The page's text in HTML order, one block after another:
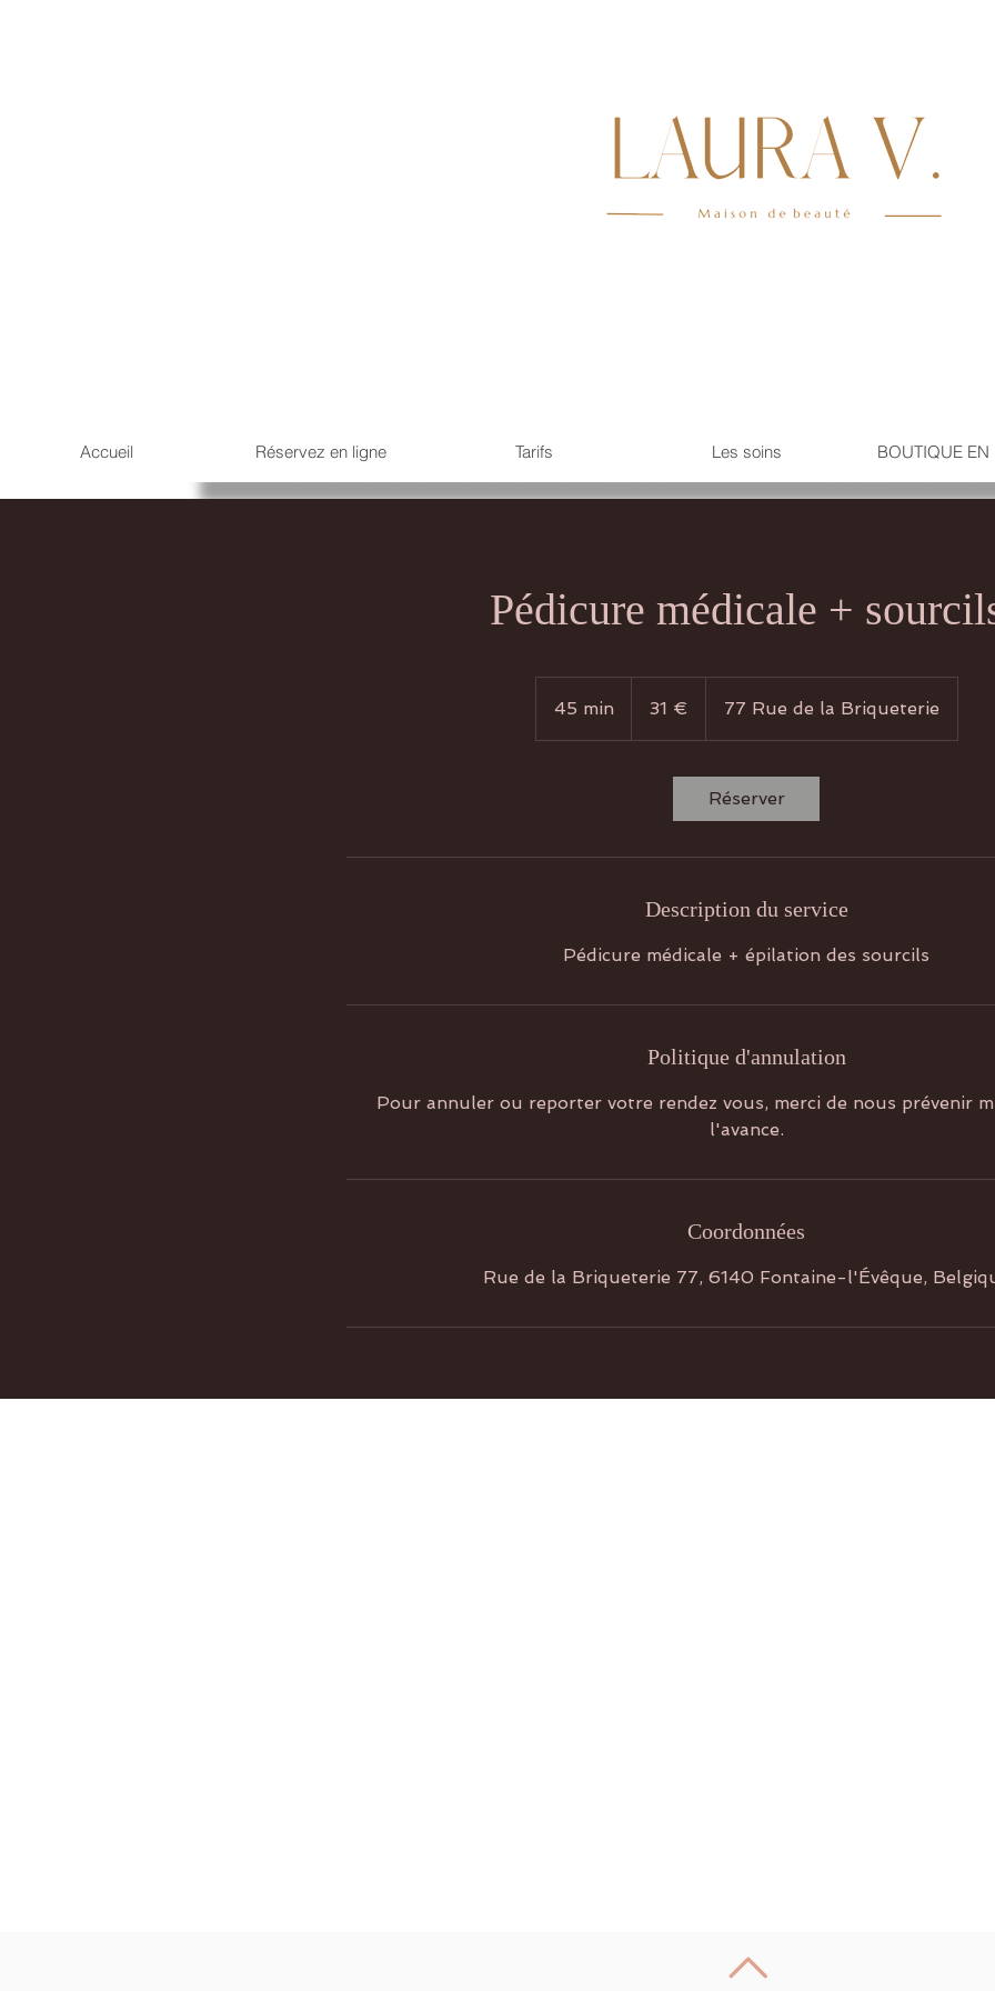
Accueil Réservez en ligne Tarifs Les soins BOUTIQUE EN
Pédicure médicale +
45 min4
5
31 € 77 Rue de la Briqueterie
Réserver
Description du service
Pédicure médicale + épilation des sourcils
Politique d'annulation
Pour annuler ou reporter votre rendez vous, merci de nous prévenir
l'avance.
Coordonnées
Rue de la Briqueterie 77, 6140 Fontaine-l'Évêque,